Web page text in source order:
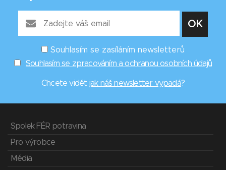
Souhlasím se zasíláním newsletterů
Souhlasím se zpracováním a ochranou osobních údajů
Chcete vidět jak náš newsletter vypadá?
Spolek FÉR potravina
Pro výrobce
Média